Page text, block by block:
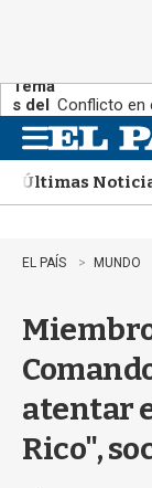
Tema
s del
día:
Conflicto en
n
uÚltimas
EL PAÍS MUNDO
atentar
Rico",